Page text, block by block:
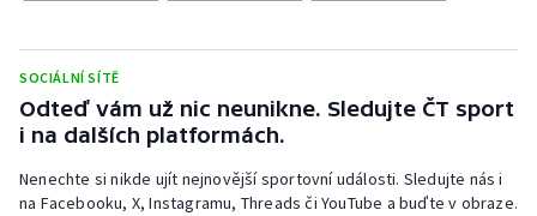
SOCIÁLNÍ SÍTĚ
Odteď vám už nic neunikne. Sledujte ČT sport
i na dalších platformách.
Nenechte si nikde ujít nejnovější sportovní události. Sledujte nás i
na Facebooku, X, Instagramu, Threads či YouTube a buďte v obraze.